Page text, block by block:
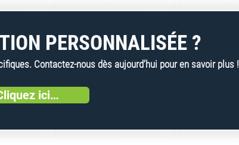
France ?
PERSONNALISÉE ?
Contactez-nous dès aujourd’hui pour en savoir plus !
ici…